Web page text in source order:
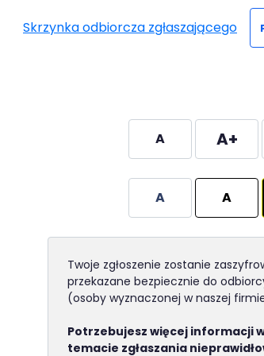
Skrzynka odbiorcza zgłaszającego
A A+
A A
Twoje zgłoszenie zostanie
przekazane bezpiecznie do
(osoby wyznaczonej w naszej
Potrzebujesz więcej informacji
temacie zgłaszania